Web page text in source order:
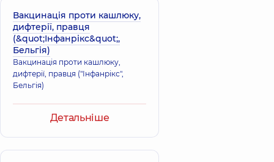
Вакцинація проти кашлюку,
дифтерії, правця
(&quot;Інфанрікс&quot;,
Бельгія)
Вакцинація проти кашлюку,
дифтерії, правця ("Інфанрікс",
Бельгія)
Детальніше